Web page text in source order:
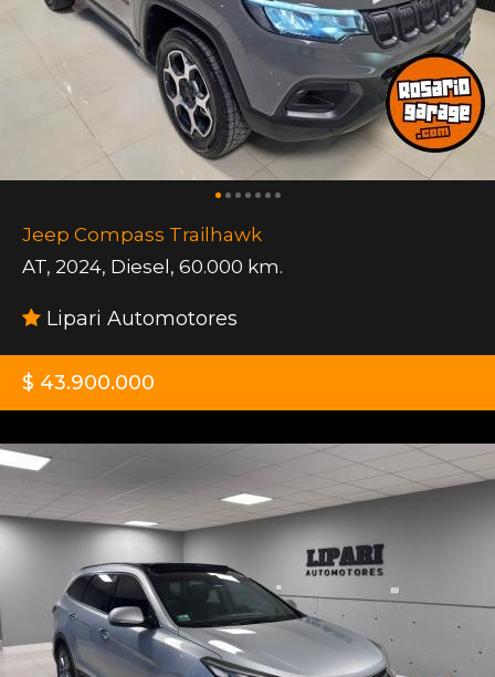
Jeep Compass Trailhawk
AT, 2024, Diesel, 60.000 km.
Lipari Automotores
$ 43.900.000